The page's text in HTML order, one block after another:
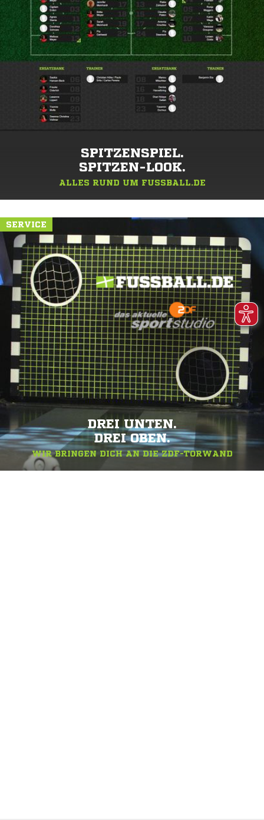
SPITZENSPIEL.
SPITZEN-LOOK.
ALLES RUND UM FUSSBALL.DE
SERVICE
DREI UNTEN.
DREI OBEN.
WIR BRINGEN DICH AN DIE ZDF-TORWAND